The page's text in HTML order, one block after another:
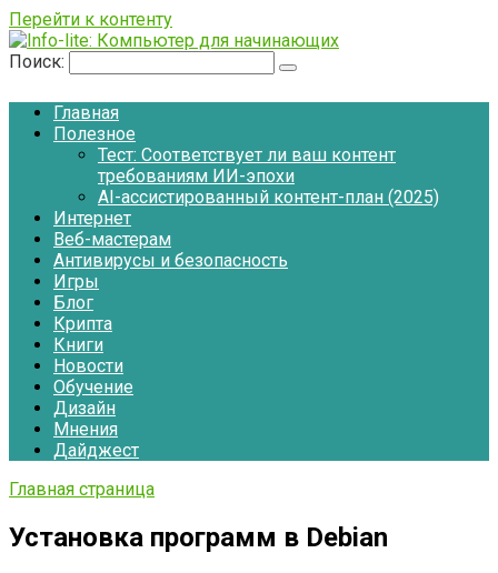
Перейти к контенту
Поиск:
Главная
Полезное
Тест: Соответствует ли ваш контент
требованиям ИИ-эпохи
AI-ассистированный контент-план (2025)
Интернет
Веб-мастерам
Антивирусы и безопасность
Игры
Блог
Крипта
Книги
Новости
Обучение
Дизайн
Мнения
Дайджест
Главная страница
Установка программ в Debian